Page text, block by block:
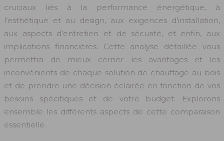
cruciaux liés à la performance énergétique, à
l’esthétique et au design, aux exigences d’installation,
aux aspects d’entretien et de sécurité, et enfin, aux
implications financières. Cette analyse détaillée vous
permettra de mieux cerner les avantages et les
inconvénients de chaque solution de chauffage au bois
et de prendre une décision éclairée en fonction de vos
besoins spécifiques et de votre budget. Explorons
ensemble les différents aspects de cette comparaison
essentielle.